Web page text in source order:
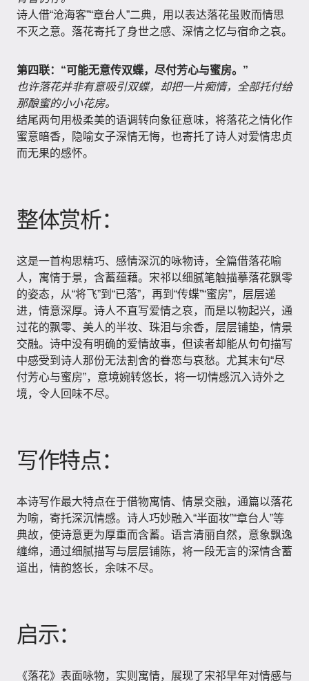
诗人借“沧海客”“章台人”二典，用以表达落花虽败而情思
不灭之意。落花寄托了身世之感、深情之忆与宿命之哀。
第四联：“可能无意传双蝶，尽付芳心与蜜房。”
也许落花并非有意吸引双蝶，却把一片痴情，全部托付给
那酿蜜的小小花房。
结尾两句用极柔美的语调转向象征意味，将落花之情化作
蜜意暗香，隐喻女子深情无悔，也寄托了诗人对爱情忠贞
而无果的感怀。
整体赏析：
这是一首构思精巧、感情深沉的咏物诗，全篇借落花喻
人，寓情于景，含蓄蕴藉。宋祁以细腻笔触描摹落花飘零
的姿态，从“将飞”到“已落”，再到“传蝶”“蜜房”，层层递
进，情意深厚。诗人不直写爱情之哀，而是以物起兴，通
过花的飘零、美人的半妆、珠泪与余香，层层铺垫，情景
交融。诗中没有明确的爱情故事，但读者却能从句句描写
中感受到诗人那份无法割舍的眷恋与哀愁。尤其末句“尽
付芳心与蜜房”，意境婉转悠长，将一切情感沉入诗外之
境，令人回味不尽。
写作特点：
本诗写作最大特点在于借物寓情、情景交融，通篇以落花
为喻，寄托深沉情感。诗人巧妙融入“半面妆”“章台人”等
典故，使诗意更为厚重而含蓄。语言清丽自然，意象飘逸
缠绵，通过细腻描写与层层铺陈，将一段无言的深情含蓄
道出，情韵悠长，余味不尽。
启示：
《落花》表面咏物，实则寓情，展现了宋祁早年对情感与